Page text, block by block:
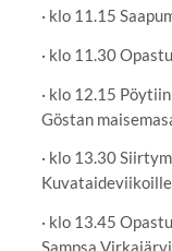
· klo 11.15
· klo 11.30
· klo 12.15
Göstan
· klo 13.30
Kuvataideviikoille
· klo 13.45
Sampsa Virkajärvi